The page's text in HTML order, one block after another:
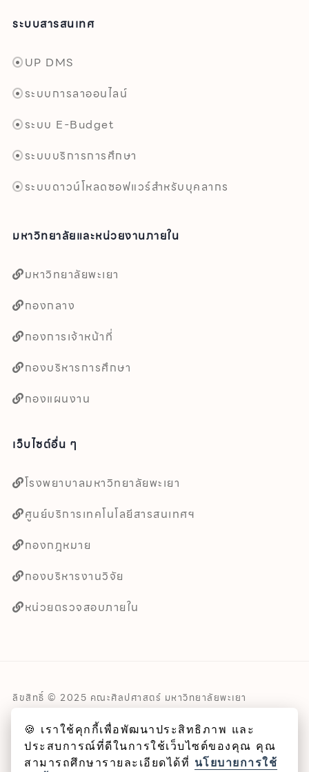
ระบบสารสนเทศ
UP DMS
ระบบการลาออนไลน์
ระบบ E-Budget
ระบบบริการการศึกษา
ระบบดาวน์โหลดซอฟแวร์สำหรับบุคลากร
มหาวิทยาลัยและหน่วยงานภายใน
มหาวิทยาลัยพะเยา
กองกลาง
กองการเจ้าหน้าที่
กองบริหารการศึกษา
กองแผนงาน
เว็บไซต์อื่น ๆ
โรงพยาบาลมหาวิทยาลัยพะเยา
ศูนย์บริการเทคโนโลยีสารสนเทศฯ
กองกฎหมาย
กองบริหารงานวิจัย
หน่วยตรวจสอบภายใน
ลิขสิทธิ์ © 2025 คณะศิลปศาสตร์ มหาวิทยาลัยพะเยา
Cookie
นโยบายคุกกี้
🍪 เราใช้คุกกี้เพื่อพัฒนาประสิทธิภาพ และ
ประสบการณ์ที่ดีในการใช้เว็บไซต์ของคุณ คุณ
สามารถศึกษารายละเอียดได้ที่ นโยบายการใช้